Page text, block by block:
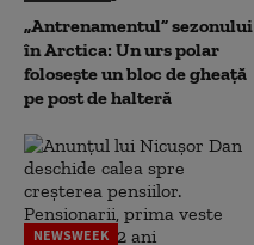
„Antrenamentul” sezonului
în Arctica: Un urs polar
folosește un bloc de gheață
pe post de halteră
NEWSWEEK